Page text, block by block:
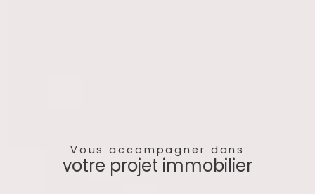
Vous accompagner dans
votre projet immobilier